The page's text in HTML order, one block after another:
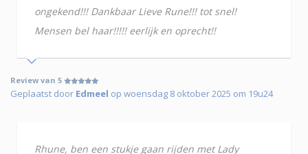
ongekend!!! Dankbaar Lieve Rune!!! tot snel!
Mensen bel haar!!!!! eerlijk en oprecht!!
Review van 5
Geplaatst door Edmeel op woensdag 8 oktober 2025 om 19u24
Rhune, ben een stukje gaan rijden met Lady